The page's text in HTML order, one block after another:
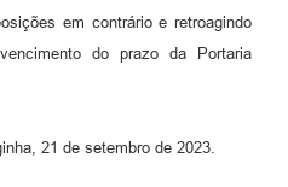
em contrário e retroagindo
do prazo da Portaria
21 de setembro de 2023.